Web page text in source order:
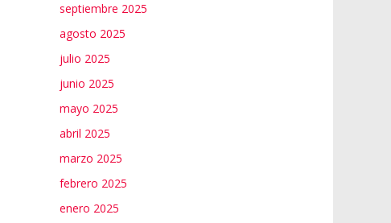
septiembre 2025
agosto 2025
julio 2025
junio 2025
mayo 2025
abril 2025
marzo 2025
febrero 2025
enero 2025